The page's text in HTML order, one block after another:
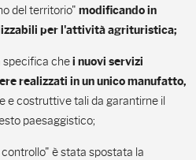
del territorio"modificando in
per l'attività agrituristica;
specifica chei nuovi servizi
realizzati in un unico manufatto,
e costruttive tali da garantirne il
paesaggistico;
è stata spostata la